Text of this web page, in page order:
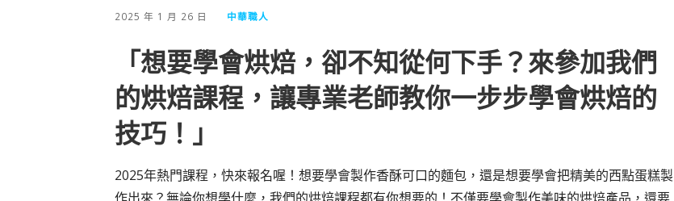
2025 年 1 月 26 日 中華職人
「想要學會烘焙，卻不知從何下手？來參加我們
的烘焙課程，讓專業老師教你一步步學會烘焙的
技巧！」
2025年熱門課程，快來報名喔！想要學會製作香酥可口的麵包，還是想要學會把精美的西點蛋糕製
作出來？無論你想學什麼，我們的烘焙課程都有你想要的！不僅要學會製作美味的烘焙產品，還要